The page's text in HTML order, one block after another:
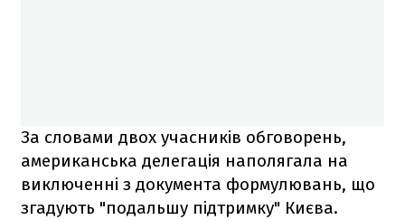
За словами двох учасників обговорень,
американська делегація наполягала на
виключенні з документа формулювань, що
згадують "подальшу підтримку" Києва.